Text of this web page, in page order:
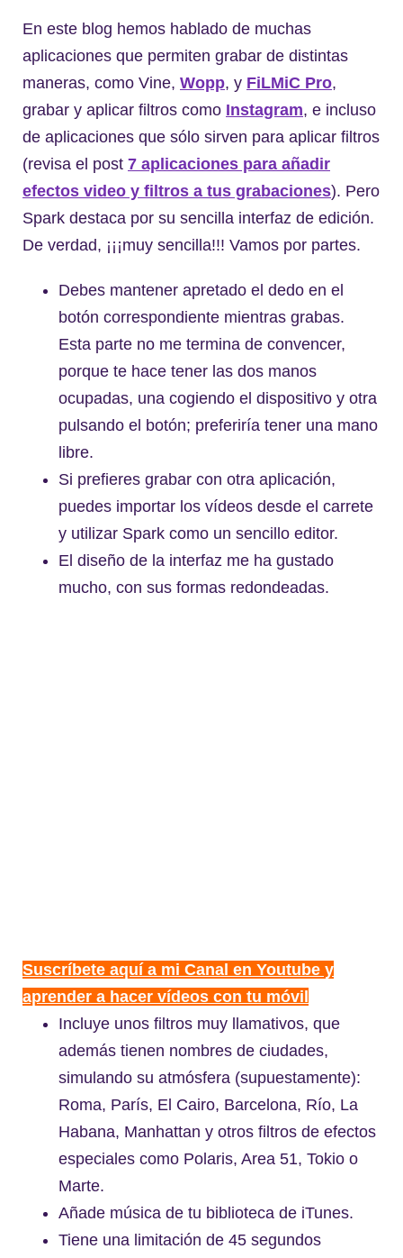
En este blog hemos hablado de muchas
aplicaciones que permiten grabar de distintas
maneras, como Vine, Wopp, y FiLMiC Pro,
grabar y aplicar filtros como Instagram, e incluso
de aplicaciones que sólo sirven para aplicar filtros
(revisa el post 7 aplicaciones para añadir
efectos video y filtros a tus grabaciones). Pero
Spark destaca por su sencilla interfaz de edición.
De verdad, ¡¡¡muy sencilla!!! Vamos por partes.
Debes mantener apretado el dedo en el
botón correspondiente mientras grabas.
Esta parte no me termina de convencer,
porque te hace tener las dos manos
ocupadas, una cogiendo el dispositivo y otra
pulsando el botón; preferiría tener una mano
libre.
Si prefieres grabar con otra aplicación,
puedes importar los vídeos desde el carrete
y utilizar Spark como un sencillo editor.
El diseño de la interfaz me ha gustado
mucho, con sus formas redondeadas.
Suscríbete aquí a mi Canal en Youtube y
aprender a hacer vídeos con tu móvil
Incluye unos filtros muy llamativos, que
además tienen nombres de ciudades,
simulando su atmósfera (supuestamente):
Roma, París, El Cairo, Barcelona, Río, La
Habana, Manhattan y otros filtros de efectos
especiales como Polaris, Area 51, Tokio o
Marte.
Añade música de tu biblioteca de iTunes.
Tiene una limitación de 45 segundos